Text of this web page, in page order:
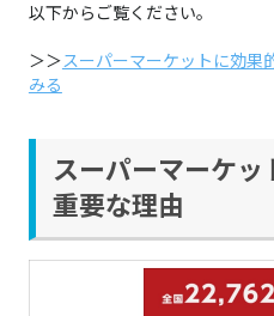
以下からご覧ください。
＞＞スーパーマーケットに効果
みる
スーパーマーケ
重要な理由